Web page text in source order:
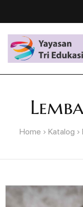
Home Katalog